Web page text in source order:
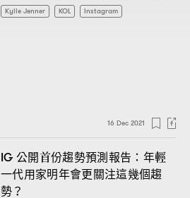
Kylie Jenner KOL Instagram
16 Dec 2021
IG 公開首份趨勢預測報告 ： 年輕
一代用家明年會更關注這幾個趨
勢？